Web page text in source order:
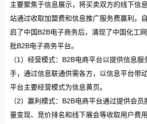
主要聚焦于信息展示，将买卖双方的线下信
站通过收取加盟费和信息推广服务费赢利。
启了中国B2B电子商务后，涌现了中国化工
批B2B电子商务平台。
（1）经营模式：B2B电商平台以提供信息服
手，通过信息联通供需各方，以信息平台带
平台主要经营模式为信息黄页。
（2）赢利模式：B2B电商平台通过提供会
量变现、竞价排名和线下展会等收取用户费用